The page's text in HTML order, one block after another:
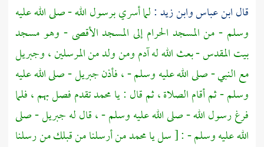
قالابن عباسوابن زيد:لما أسري برسول الله - صلى الله عليه
وسلم - منالمسجد الحرامإلى المسجد الأقصى- وهو مسجد
بيت المقدس- بعث الله لهآدمومن ولد من المرسلين ،وجبريل
مع النبي - صلى الله عليه وسلم - ، فأذنجبريل- صلى الله عليه
وسلم - ثم أقام الصلاة ، ثم قال : يامحمدتقدم فصل بهم ، فلما
فرغ رسول الله - صلى الله عليه وسلم - ، قال لهجبريل- صلى
الله عليه وسلم - : [ سل يامحمدمن أرسلنا من قبلك من رسلنا